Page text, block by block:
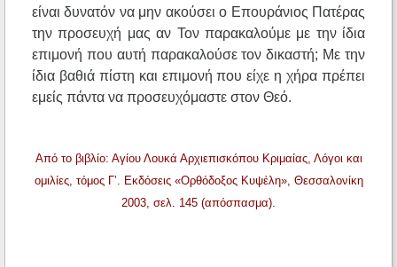
είναι δυνατόν να μην ακούσει ο Επουράνιος Πατέρας
την προσευχή μας αν Τον παρακαλούμε με την ίδια
επιμονή που αυτή παρακαλούσε τον δικαστή; Με την
ίδια βαθιά πίστη και επιμονή που είχε η χήρα πρέπει
εμείς πάντα να προσευχόμαστε στον Θεό.
Από το βιβλίο: Αγίου Λουκά Αρχιεπισκόπου Κριμαίας, Λόγοι και
ομιλίες, τόμος Γ’. Εκδόσεις «Ορθόδοξος Κυψέλη», Θεσσαλονίκη
2003, σελ. 145 (απόσπασμα).